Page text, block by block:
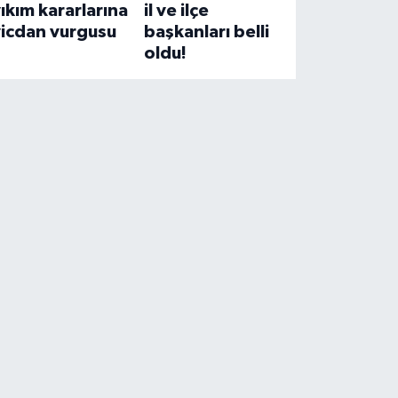
kararlarına
vurgusu
il ve ilçe
başkanları belli
oldu!